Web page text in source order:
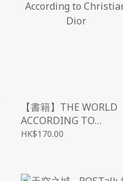
【書籍】THE WORLD
ACCORDING TO
CHRISTIAN DIOR
HK$170.00